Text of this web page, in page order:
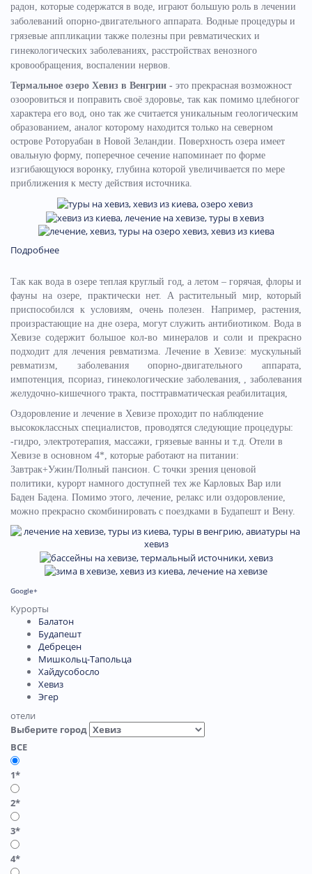
радон, которые содержатся в воде, играют большую роль в лечении
заболеваний опорно-двигательного аппарата. Водные процедуры и
грязевые аппликации также полезны при ревматических и
гинекологических заболеваниях, расстройствах венозного
кровообращения, воспалении нервов.
Термальное озеро Хевиз в Венгрии - это прекрасная возможност
озооровиться и поправить своё здоровье, так как помимо цлебногог
характера его вод, оно так же считается уникальным геологическим
образованием, аналог которому находится только на северном
острове Роторуабан в Новой Зеландии. Поверхность озера имеет
овальную форму, поперечное сечение напоминает по форме
изгибающуюся воронку, глубина которой увеличивается по мере
приближения к месту действия источника.
Подробнее
Так как вода в озере теплая круглый год, а летом – горячая, флоры и
фауны на озере, практически нет. А растительный мир, который
приспособился к условиям, очень полезен. Например, растения,
произрастающие на дне озера, могут служить антибиотиком. Вода в
Хевизе содержит большое кол-во минералов и соли и прекрасно
подходит для лечения ревматизма. Лечение в Хевизе: мускульный
ревматизм, заболевания опорно-двигательного аппарата,
импотенция, псориаз, гинекологические заболевания, , заболевания
желудочно-кишечного тракта, посттравматическая реабилитация,
Оздоровление и лечение в Хевизе проходит по наблюдение
высококлассных специалистов, проводятся следующие процедуры:
-гидро, электротерапия, массажи, грязевые ванны и т.д. Отели в
Хевизе в основном 4*, которые работают на питании:
Завтрак+Ужин/Полный пансион. С точки зрения ценовой
политики, курорт намного доступней тех же Карловых Вар или
Баден Бадена. Помимо этого, лечение, релакс или оздоровление,
можно прекрасно скомбинировать с поездками в Будапешт и Вену.
Google+
Курорты
Балатон
Будапешт
Дебрецен
Мишкольц-Тапольца
Хайдусобосло
Хевиз
Эгер
отели
Выберите город
ВСЕ
1*
2*
3*
4*